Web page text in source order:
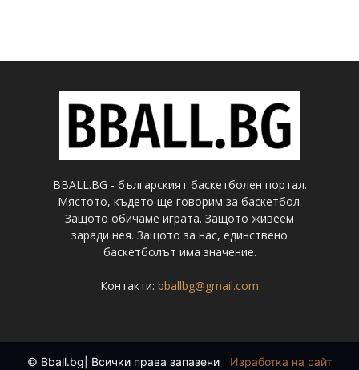
BBALL.BG - българският баскетболен портал.
Мястото, където ще говорим за баскетбол.
Защото обичаме играта. Защото живеем
заради нея. Защото за нас, единствено
баскетболът има значение.
Контакти: bballbg@gmail.com
© Bball.bg| Всички права запазени Изработка на сайт